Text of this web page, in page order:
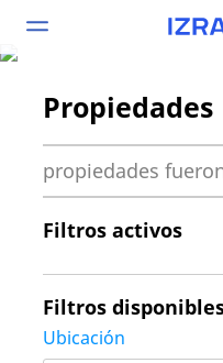
Propiedades
propiedades
Filtros activos
Filtros
Ubicación